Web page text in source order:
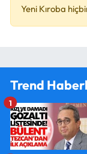
Yeni Kıroba
Trend
1